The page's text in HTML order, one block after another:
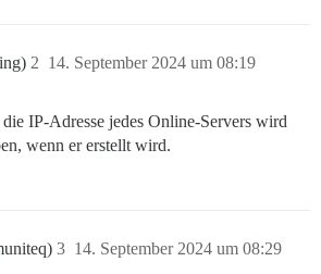
14. September 2024 um 08:19
2
IP-Adresse jedes Online-Servers wird
wenn er erstellt wird.
14. September 2024 um 08:29
3